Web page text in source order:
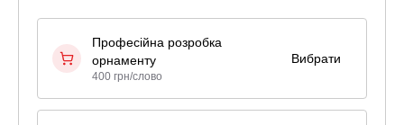
Професійна розробка
орнаменту
400 грн/слово
Вибрати